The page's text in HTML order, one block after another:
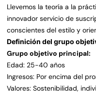
Llevemos la teoría a la
innovador servicio de
conscientes del estilo y
Definición del grupo
Grupo objetivo principal:
Edad: 25-40 años
Ingresos: Por encima del
Valores: Sostenibilidad,